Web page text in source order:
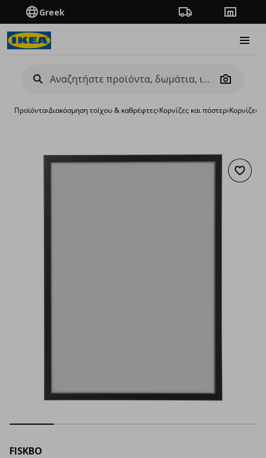
Greek Πορεία παραγγελίας
Camera
Προϊόντα›Διακόσμηση τοίχου & καθρέφτες›Κορνίζες και πόστερ›Κορνίζες
FISKBO